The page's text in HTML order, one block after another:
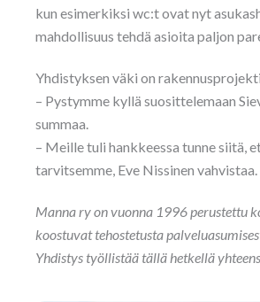
kun esimerkiksi wc:t ovat nyt
mahdollisuus tehdä asioita paljon
Yhdistyksen väki on
– Pystymme kyllä suosittelemaan
summaa.
– Meille tuli hankkeessa tunne siitä,
tarvitsemme, Eve Nissinen vahvistaa.
Manna ry on vuonna 1996 perustettu
koostuvat tehostetusta
Yhdistys työllistää tällä hetkellä